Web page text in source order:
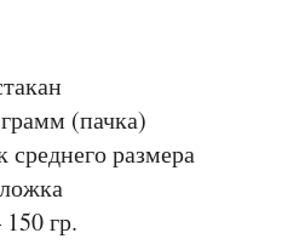
(пачка)
размера
гр.